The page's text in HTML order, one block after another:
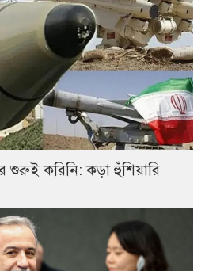
শুরুই করিনি: কড়া হুঁশিয়ারি